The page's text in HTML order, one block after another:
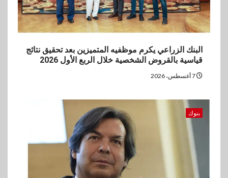
البنك الزراعي يكرم موظفيه المتميزين بعد تحقيق نتائج
قياسية بالقروض الشخصية خلال الربع الأول 2026
بنوك